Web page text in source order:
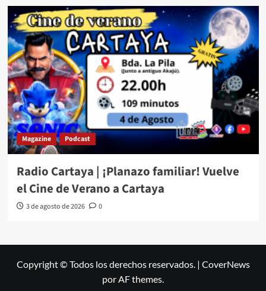
Magazine Podcast
Radio Cartaya | ¡Planazo familiar! Vuelve
el Cine de Verano a Cartaya
3 de agosto de 2026 0
Copyright © Todos los derechos reservados. | CoverNews
por AF themes.